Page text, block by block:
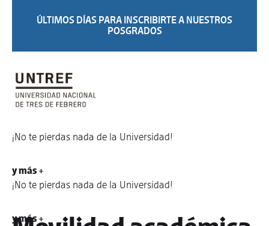
ÚLTIMOS DÍAS PARA INSCRIBIRTE A NUESTROS
POSGRADOS
¡No te pierdas nada de la Universidad!
y más +
¡No te pierdas nada de la Universidad!
y más +